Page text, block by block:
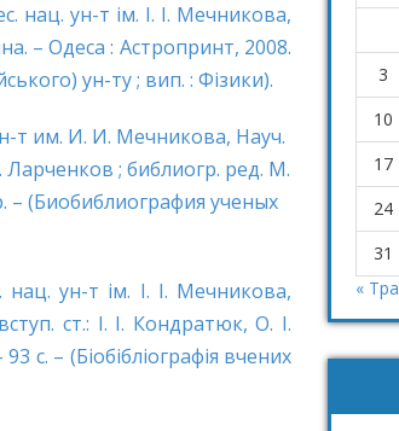
нац. ун-т ім. І. І. Мечникова,
– Одеса : Астропринт, 2008.
ун-ту ; вип. : Фізики).
т им. И. И. Мечникова, Науч.
Ларченков ; библиогр. ред. М.
– (Биобиблиография ученых
нац. ун-т ім. І. І. Мечникова,
ст.: І. І. Кондратюк, О. І.
с. – (Біобібліографія вчених
3
10
17
24
31
« Тра